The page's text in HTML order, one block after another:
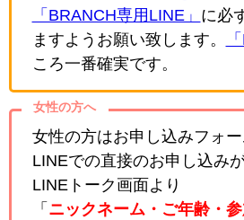
「BRANCH専用LINE」 に必
ますようお願い致します。
ころ一番確実です。
女性の方へ
女性の方はお申し込みフォ
LINEでの直接のお申し込み
LINEトーク画面より
「 ニックネーム・ご年齢・